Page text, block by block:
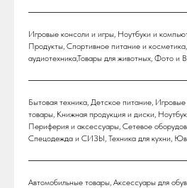
Игровые консоли и игры, Ноутбуки и
Продукты, Спортивное питание и
аудиотехника,Товары для животных, Фото и
Бытовая техника, Детское питание,
товары, Книжная продукция и диски,
Периферия и аксессуары, Сетевое
Спецодежда и СИЗЫ, Техника для кухни,
Автомобильные товары, Аксессуары для